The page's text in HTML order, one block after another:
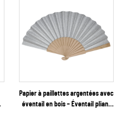
Papier à paillettes argentées avec
éventail en bois – Éventail pliant